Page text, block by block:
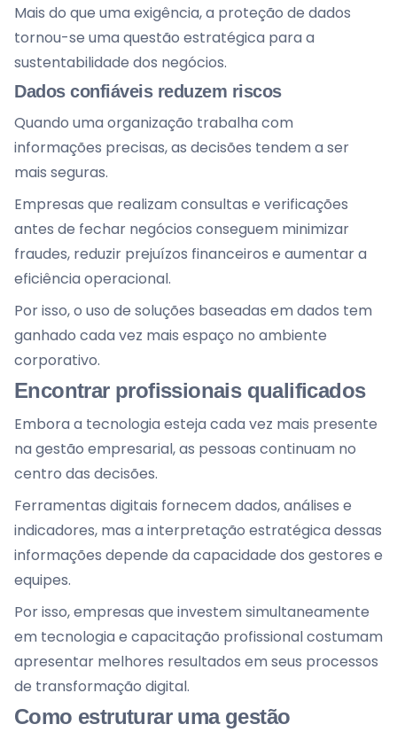
Mais do que uma exigência, a proteção de dados
tornou-se uma questão estratégica para a
sustentabilidade dos negócios.
Dados confiáveis reduzem riscos
Quando uma organização trabalha com
informações precisas, as decisões tendem a ser
mais seguras.
Empresas que realizam consultas e verificações
antes de fechar negócios conseguem minimizar
fraudes, reduzir prejuízos financeiros e aumentar a
eficiência operacional.
Por isso, o uso de soluções baseadas em dados tem
ganhado cada vez mais espaço no ambiente
corporativo.
Encontrar profissionais qualificados
Embora a tecnologia esteja cada vez mais presente
na gestão empresarial, as pessoas continuam no
centro das decisões.
Ferramentas digitais fornecem dados, análises e
indicadores, mas a interpretação estratégica dessas
informações depende da capacidade dos gestores e
equipes.
Por isso, empresas que investem simultaneamente
em tecnologia e capacitação profissional costumam
apresentar melhores resultados em seus processos
de transformação digital.
Como estruturar uma gestão